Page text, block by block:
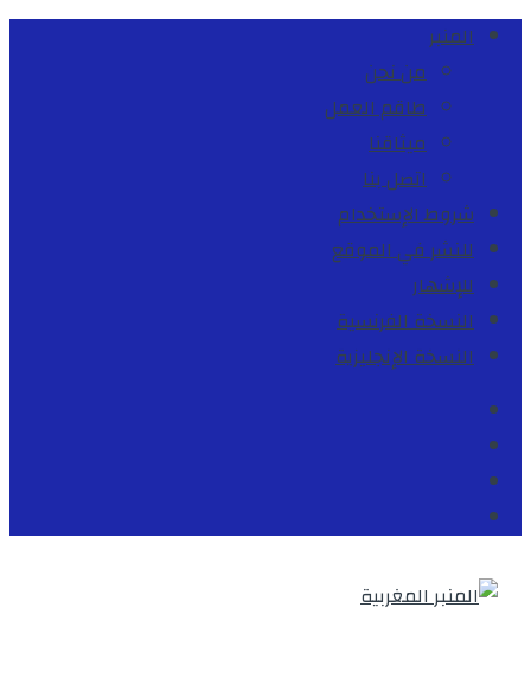
المنبر
من نحن
طاقم العمل
ميثاقنا
اتصل بنا
شروط الإستخدام
للنشر في الموقع
للإشهار
النسخة الفرنسية
النسخة الإنجليزية